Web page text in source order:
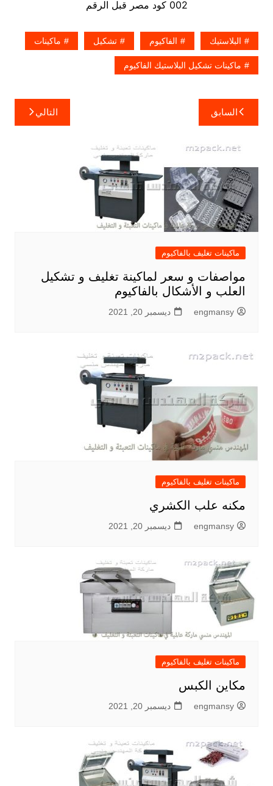
002 كود مصر قبل الرقم
البلاستيك الفاكيوم تشكيل ماكينات
ماكينات تشكيل البلاستيك الفاكيوم
تصفّح
المقالات
السابق التالي
ماكينات تغليف بالفاكيوم
مواصفات و سعر لماكينة تغليف و تشكيل
العلب و الأشكال بالفاكيوم
engmansy ديسمبر 20, 2021
ماكينات تغليف بالفاكيوم
مكنه علب الكشري
engmansy ديسمبر 20, 2021
ماكينات تغليف بالفاكيوم
مكاين الكبس
engmansy ديسمبر 20, 2021